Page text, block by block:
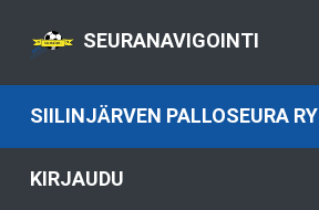
SEURANAVIGOINTI
SIILINJÄRVEN PALLOSEURA RY
KIRJAUDU